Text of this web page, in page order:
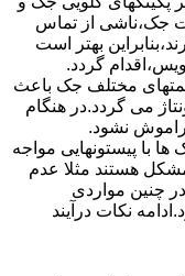
جک،ناشی از تماس
بهتر است
گردد.
مختلف جک باعث
می گردد.در هنگام
نشود.
با پیستونهایی مواجه
هستند مثلا عدم
چنین مواردی
نکات درآیند